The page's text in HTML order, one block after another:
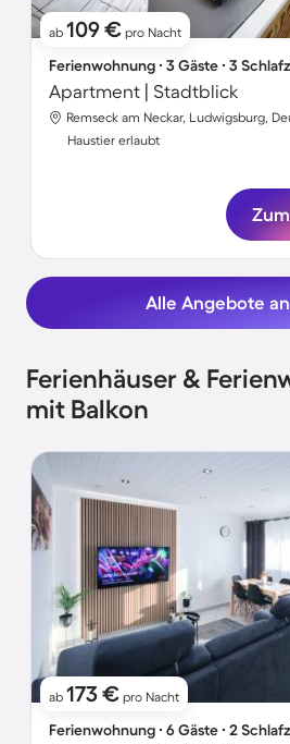
ab 109 € pro Nacht
Ferienwohnung ∙ 3 Gäste ∙ 3
Apartment | Stadtblick
Remseck am Neckar, Ludwigsburg,
Haustier erlaubt
Alle Angebote
Ferienhäuser &
mit Balkon
ab 173 € pro Nacht
Ferienwohnung ∙ 6 Gäste ∙ 2